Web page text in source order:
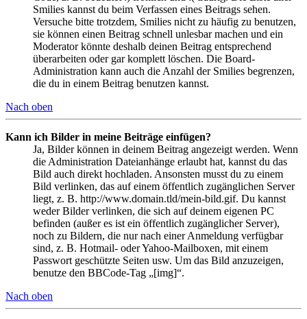
Smilies kannst du beim Verfassen eines Beitrags sehen.
Versuche bitte trotzdem, Smilies nicht zu häufig zu benutzen,
sie können einen Beitrag schnell unlesbar machen und ein
Moderator könnte deshalb deinen Beitrag entsprechend
überarbeiten oder gar komplett löschen. Die Board-
Administration kann auch die Anzahl der Smilies begrenzen,
die du in einem Beitrag benutzen kannst.
Nach oben
Kann ich Bilder in meine Beiträge einfügen?
Ja, Bilder können in deinem Beitrag angezeigt werden. Wenn
die Administration Dateianhänge erlaubt hat, kannst du das
Bild auch direkt hochladen. Ansonsten musst du zu einem
Bild verlinken, das auf einem öffentlich zugänglichen Server
liegt, z. B. http://www.domain.tld/mein-bild.gif. Du kannst
weder Bilder verlinken, die sich auf deinem eigenen PC
befinden (außer es ist ein öffentlich zugänglicher Server),
noch zu Bildern, die nur nach einer Anmeldung verfügbar
sind, z. B. Hotmail- oder Yahoo-Mailboxen, mit einem
Passwort geschützte Seiten usw. Um das Bild anzuzeigen,
benutze den BBCode-Tag „[img]“.
Nach oben